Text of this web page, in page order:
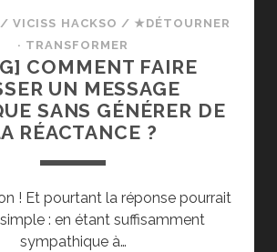
/VICISS HACKSO / ★DÉTOURNER
· TRANSFORMER
COMMENT FAIRE
UN MESSAGE
SANS GÉNÉRER DE
RÉACTANCE ?
! Et pourtant la réponse pourrait
: en étant suffisamment
sympathique à…